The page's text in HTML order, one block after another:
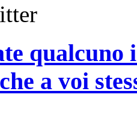
qualcuno
a voi